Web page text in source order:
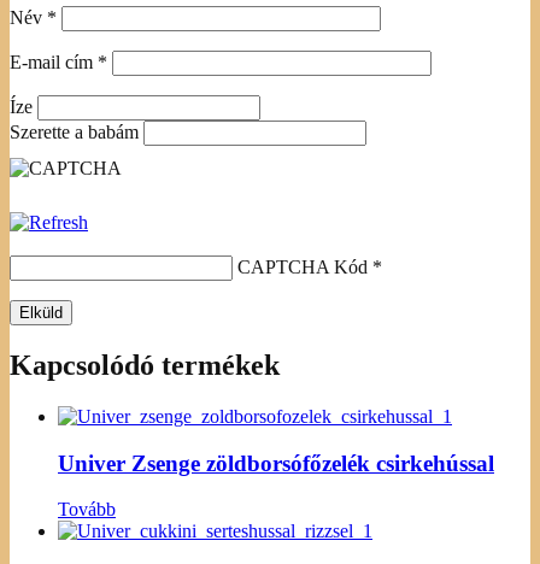
Név *
E-mail cím *
Íze
Szerette a babám
CAPTCHA Kód *
Kapcsolódó termékek
Univer Zsenge zöldborsófőzelék csirkehússal
Tovább